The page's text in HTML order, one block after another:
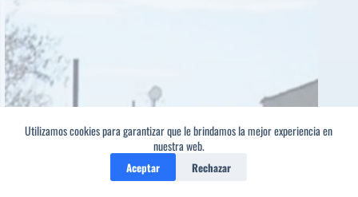
Utilizamos cookies para garantizar que le brindamos la mejor experiencia en
nuestra web.
Aceptar Rechazar